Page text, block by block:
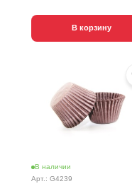
В корзину
В наличии
Арт.: G4239